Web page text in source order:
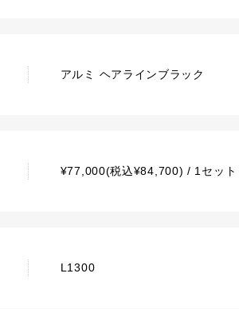
アルミ ヘアラインブラック
¥77,000(税込¥84,700) / 1セット
L1300